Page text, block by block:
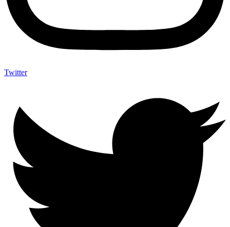
Twitter